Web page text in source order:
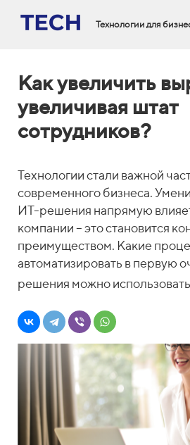
Технологии для
Как увеличить
увеличивая штат
сотрудников?
Технологии стали важной
современного бизнеса.
ИТ-решения напрямую
компании – это становится
преимуществом. Какие
автоматизировать в первую
решения можно